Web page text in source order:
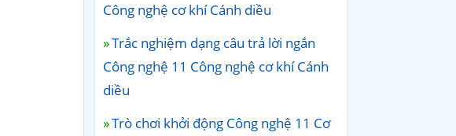
Công nghệ cơ khí Cánh diều
Trắc nghiệm dạng câu trả lời ngắn
Công nghệ 11 Công nghệ cơ khí Cánh
diều
Trò chơi khởi động Công nghệ 11 Cơ